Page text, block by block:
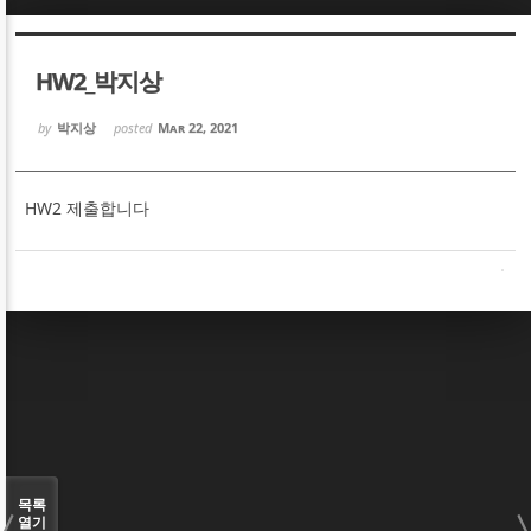
HW2_박지상
by 박지상 posted Mar 22, 2021
HW2 제출합니다
목록
열기
Sketchbook5, 스케치북5
Sketchbook5, 스케치북5
Sketchbook5, 스케치북5
Sketchbook5, 스케치북5